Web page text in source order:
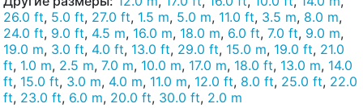
26.0 ft, 5.0 ft, 27.0 ft, 1.5 m, 5.0 m, 11.0 ft, 3.5 m, 8.0 m,
24.0 ft, 9.0 ft, 4.5 m, 16.0 m, 18.0 m, 6.0 ft, 7.0 ft, 9.0 m,
19.0 m, 3.0 ft, 4.0 ft, 13.0 ft, 29.0 ft, 15.0 m, 19.0 ft, 21.0
ft, 1.0 m, 2.5 m, 7.0 m, 10.0 m, 17.0 m, 18.0 ft, 13.0 m, 14.0
ft, 15.0 ft, 3.0 m, 4.0 m, 11.0 m, 12.0 ft, 8.0 ft, 25.0 ft, 22.0
ft, 23.0 ft, 6.0 m, 20.0 ft, 30.0 ft, 2.0 m